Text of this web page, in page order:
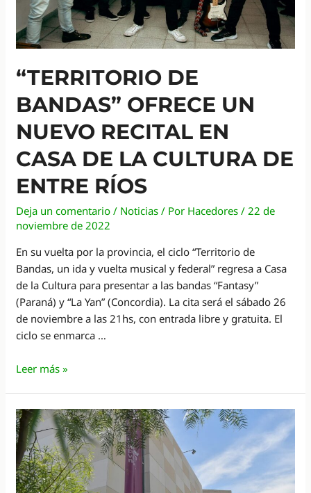
“TERRITORIO DE
BANDAS” OFRECE UN
NUEVO RECITAL EN
CASA DE LA CULTURA DE
ENTRE RÍOS
Deja un comentario / Noticias / Por Hacedores /22 de
noviembre de 2022
En su vuelta por la provincia, el ciclo “Territorio de
Bandas, un ida y vuelta musical y federal” regresa a Casa
de la Cultura para presentar a las bandas “Fantasy”
(Paraná) y “La Yan” (Concordia). La cita será el sábado 26
de noviembre a las 21hs, con entrada libre y gratuita. El
ciclo se enmarca …
“Territorio
ofrece
un
nuevo
recital
en
Leer más »